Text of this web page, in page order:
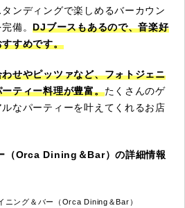
ンディングで楽しめるバーカウン
完備。DJブースもあるので、音楽好
すめです。
せやピッツァなど、フォトジェニ
ティー料理が豊富。たくさんのゲ
なパーティーを叶えてくれるお店
（Orca Dining＆Bar）の詳細情報
ニング＆バー（Orca Dining＆Bar）